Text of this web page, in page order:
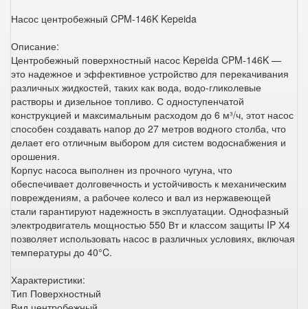
Насос центробежный CPM-146K Kepeida
Описание:
Центробежный поверхностный насос Kepeida CPM-146K —
это надежное и эффективное устройство для перекачивания
различных жидкостей, таких как вода, водо-гликолевые
растворы и дизельное топливо. С одноступенчатой
конструкцией и максимальным расходом до 6 м³/ч, этот насос
способен создавать напор до 27 метров водного столба, что
делает его отличным выбором для систем водоснабжения и
орошения.
Корпус насоса выполнен из прочного чугуна, что
обеспечивает долговечность и устойчивость к механическим
повреждениям, а рабочее колесо и вал из нержавеющей
стали гарантируют надежность в эксплуатации. Однофазный
электродвигатель мощностью 550 Вт и классом защиты IP Х4
позволяет использовать насос в различных условиях, включая
температуры до 40°C.
Характеристики:
Тип Поверхностный